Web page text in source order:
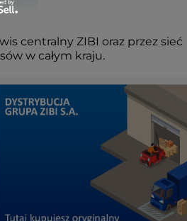
centralny ZIBI oraz przez sieć
w całym kraju.